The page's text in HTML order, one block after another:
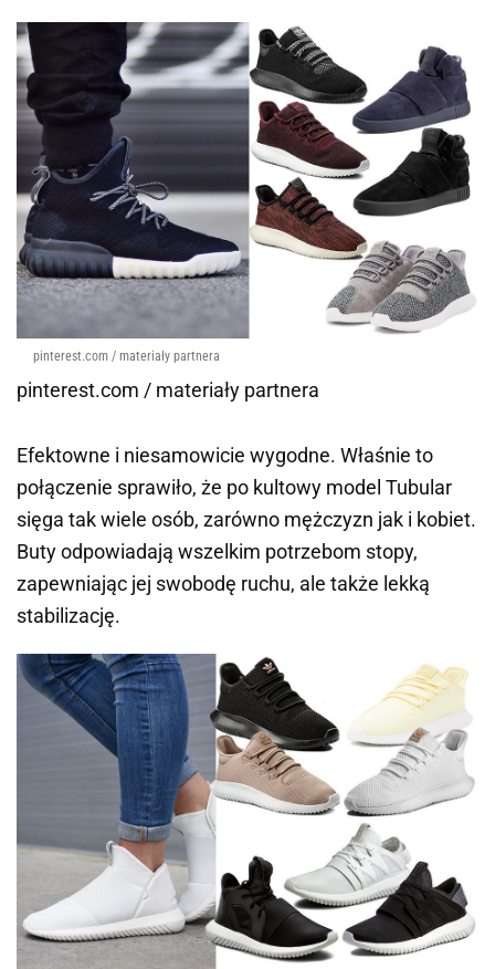
pinterest.com / materiały partnera
pinterest.com / materiały partnera
Efektowne i niesamowicie wygodne. Właśnie to
połączenie sprawiło, że po kultowy model Tubular
sięga tak wiele osób, zarówno mężczyzn jak i kobiet.
Buty odpowiadają wszelkim potrzebom stopy,
zapewniając jej swobodę ruchu, ale także lekką
stabilizację.